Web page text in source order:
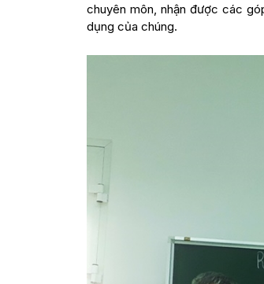
chuyên môn, nhận được các
dụng của chúng.